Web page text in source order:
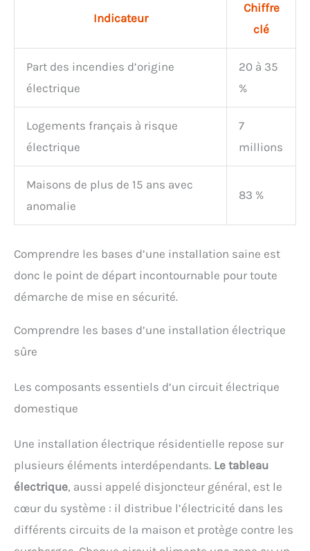
Indicateur
Chiffre
clé
Part des incendies d’origine
électrique
20 à 35
%
Logements français à risque
électrique
7
millions
Maisons de plus de 15 ans avec
anomalie
83 %
Comprendre les bases d’une installation saine est
donc le point de départ incontournable pour toute
démarche de mise en sécurité.
Comprendre les bases d’une installation électrique
sûre
Les composants essentiels d’un circuit électrique
domestique
Une installation électrique résidentielle repose sur
plusieurs éléments interdépendants. Le tableau
électrique, aussi appelé disjoncteur général, est le
cœur du système : il distribue l’électricité dans les
différents circuits de la maison et protège contre les